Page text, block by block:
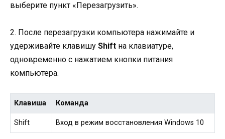
выберите пункт «Перезагрузить».
2. После перезагрузки компьютера нажимайте и
удерживайте клавишу Shift на клавиатуре,
одновременно с нажатием кнопки питания
компьютера.
Клавиша Команда
Shift Вход в режим восстановления Windows 10